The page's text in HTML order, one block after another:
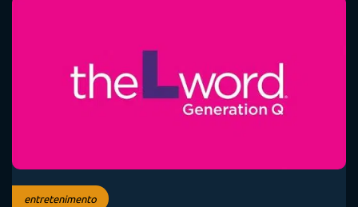
entretenimento